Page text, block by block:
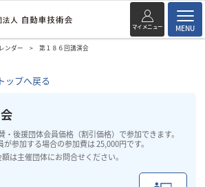
マイメニュー MENU
ンダー 第１８６回講演会
ップへ戻る
・後援団体会員価格（割引価格）で参加できます。
参加する場合の参加費は 25,000円です。
は主催団体にお問合せください。